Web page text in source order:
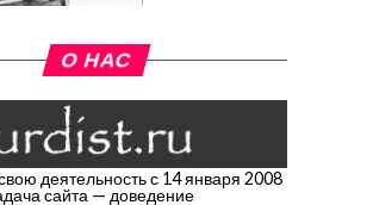
О НАС
деятельность с 14 января 2008
сайта — доведение